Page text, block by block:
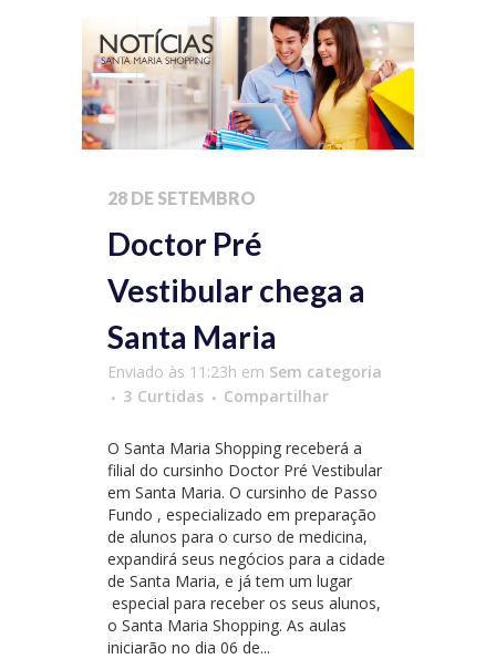
28 DE SETEMBRO
Doctor Pré
Vestibular chega a
Santa Maria
Enviado às 11:23h em Sem categoria
3 Curtidas Compartilhar
O Santa Maria Shopping receberá a
filial do cursinho Doctor Pré Vestibular
em Santa Maria. O cursinho de Passo
Fundo , especializado em preparação
de alunos para o curso de medicina,
expandirá seus negócios para a cidade
de Santa Maria, e já tem um lugar
especial para receber os seus alunos,
o Santa Maria Shopping. As aulas
iniciarão no dia 06 de...